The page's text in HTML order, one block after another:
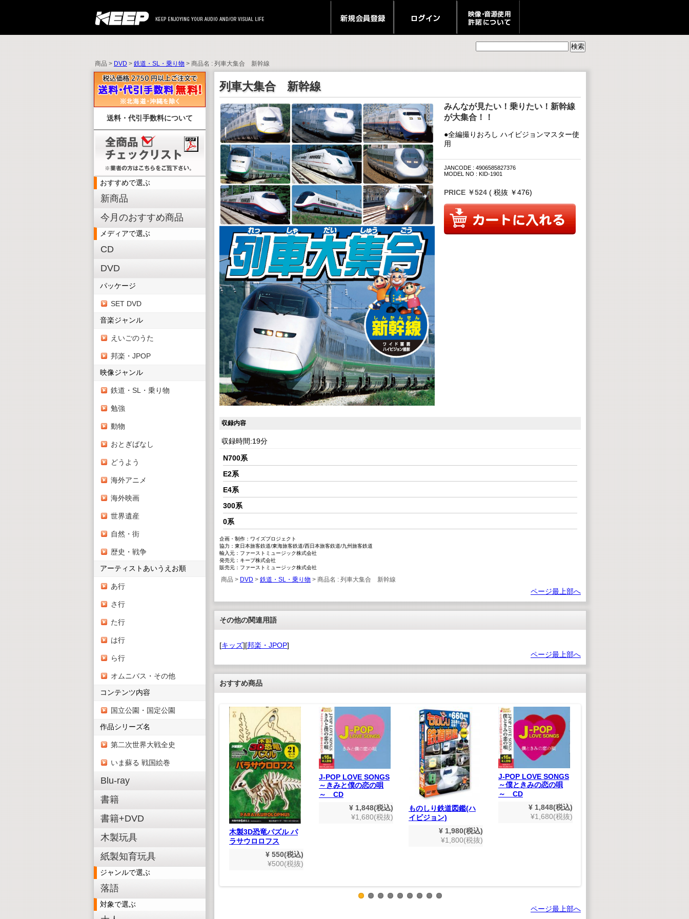
商品 >DVD>鉄道・SL・乗り物> 商品名 : 列車大集合 新幹線
送料・代引手数料について
おすすめで選ぶ
新商品
今月のおすすめ商品
メディアで選ぶ
CD
DVD
パッケージ
SET DVD
音楽ジャンル
えいごのうた
邦楽・JPOP
映像ジャンル
鉄道・SL・乗り物
勉強
動物
おとぎばなし
どうよう
海外アニメ
海外映画
世界遺産
自然・街
歴史・戦争
アーティストあいうえお順
あ行
さ行
た行
は行
ら行
オムニバス・その他
コンテンツ内容
国立公園・国定公園
作品シリーズ名
第二次世界大戦全史
いま蘇る 戦国絵巻
Blu-ray
書籍
書籍+DVD
木製玩具
紙製知育玩具
ジャンルで選ぶ
落語
対象で選ぶ
列車大集合 新幹線
みんなが見たい！乗りたい！新幹線
が大集合！！
●全編撮りおろし ハイビジョンマスター使
用
JANCODE : 4906585827376
MODEL NO : KID-1901
PRICE ￥524 ( 税抜 ￥476)
収録内容
収録時間:19分
N700系
E2系
E4系
300系
0系
企画・制作：ワイズプロジェクト
協力：東日本旅客鉃道/東海旅客鉄道/西日本旅客鉃道/九州旅客鉄道
輸入元：ファーストミュージック株式会社
発売元：キープ株式会社
販売元：ファーストミュージック株式会社
商品 > DVD > 鉄道・SL・乗り物 > 商品名 : 列車大集合 新幹線
ページ最上部へ
その他の関連用語
[キッズ][邦楽・JPOP]
ページ最上部へ
おすすめ商品
コース
キット
税込)
税抜)
ジグソーパズル てつ
どうだいすき
¥ 660(税込)
¥600(税抜)
ト」
¥ 1,980(税込)
¥1,800(税抜)
木製3D恐竜パズル パ
ラサウロロフス
¥ 550(税込)
¥500(税抜)
J-POP LOVE SONGS
～きみと僕の恋の唄
～ CD
¥ 1,848(税込)
¥1,680(税抜)
ものしり鉄道図鑑(ハ
イビジョン)
¥ 1,980(税込)
¥1,800(税抜)
J-POP LOVE SONGS
～僕ときみの恋の唄
～ CD
¥ 1,848(税込)
¥1,680(税抜)
世紀の巨匠たち クラ
シック名演集 CD50枚
組
¥ 9,900(税込)
¥9,000(税抜)
木
リ
ページ最上部へ